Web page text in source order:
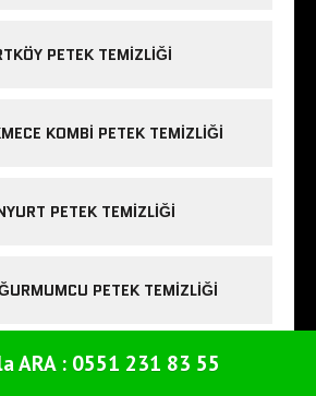
PETEK TEMIZLIĞI
KOMBI PETEK TEMIZLIĞI
PETEK TEMIZLIĞI
PETEK TEMIZLIĞI
KAZAN VE PETEK TEMIZLIĞI
Bilgi için TIKLA ARA
ARA : 0551 231 83 55